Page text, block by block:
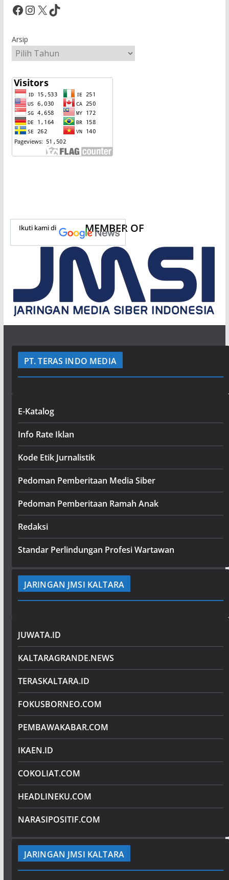
Facebook InstagramX TikTok
Arsip
Ikuti kami di MEMBER OF
PT. TERAS INDO MEDIA
E-Katalog
Info Rate Iklan
Kode Etik Jurnalistik
Pedoman Pemberitaan Media Siber
Pedoman Pemberitaan Ramah Anak
Redaksi
Standar Perlindungan Profesi Wartawan
JARINGAN JMSI KALTARA
JUWATA.ID
KALTARAGRANDE.NEWS
TERASKALTARA.ID
FOKUSBORNEO.COM
PEMBAWAKABAR.COM
IKAEN.ID
COKOLIAT.COM
HEADLINEKU.COM
NARASIPOSITIF.COM
JARINGAN JMSI KALTARA